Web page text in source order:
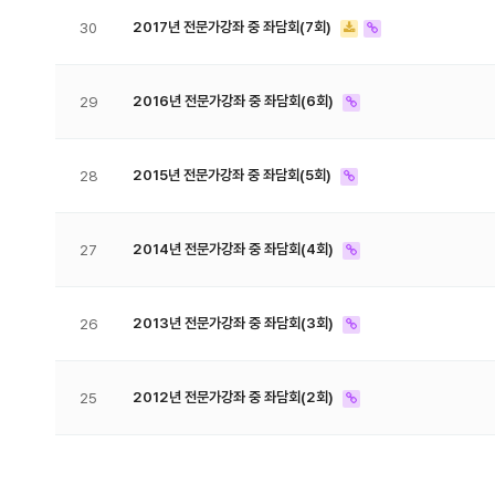
30 2017년 전문가강좌 중 좌담회(7회)
29 2016년 전문가강좌 중 좌담회(6회)
28 2015년 전문가강좌 중 좌담회(5회)
27 2014년 전문가강좌 중 좌담회(4회)
26 2013년 전문가강좌 중 좌담회(3회)
25 2012년 전문가강좌 중 좌담회(2회)